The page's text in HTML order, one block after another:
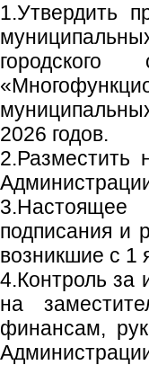
1.Утвердить
2026 годов.
2.Разместить
подписания и
возникшие с 1
4.Контроль за
на
финансам,